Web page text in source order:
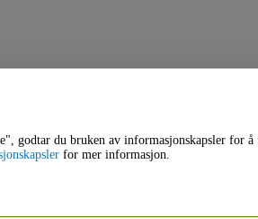
godtar du bruken av informasjonskapsler for
for mer informasjon.